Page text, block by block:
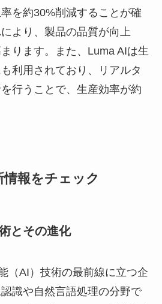
を約30%削減することが確
より、製品の品質が向上
ります。また、Luma AIは生
利用されており、リアルタ
行うことで、生産効率が約
報をチェック
とその進化
（AI）技術の最前線に立つ企
識や自然言語処理の分野で